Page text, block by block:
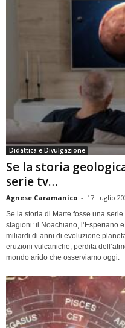
Didattica e Divulgazione
Se la storia
serie tv…
Agnese Caramanico - 17 Luglio
Se la storia di Marte fosse una
stagioni: il Noachiano, l’Esperiano
miliardi di anni di evoluzione
eruzioni vulcaniche, perdita
mondo arido che osserviamo oggi.